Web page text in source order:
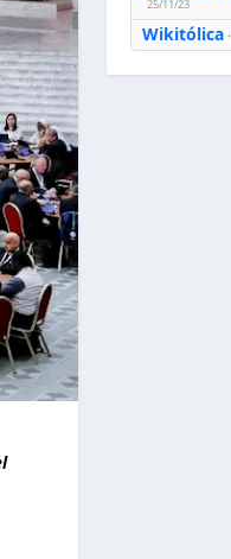
25/11/23
Wikitólica·